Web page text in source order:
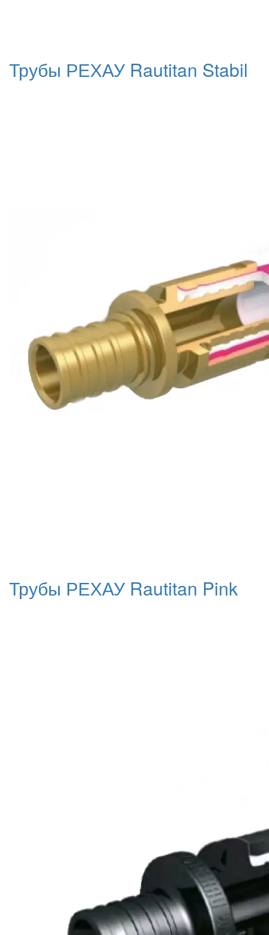
Трубы РЕХАУ Rautitan Stabil
Трубы РЕХАУ Rautitan Pink